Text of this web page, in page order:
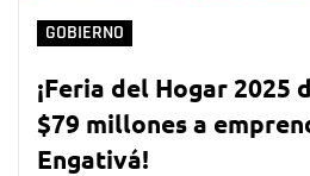
GOBIERNO
¡Feria del Hogar 2025
$79 millones a
Engativá!